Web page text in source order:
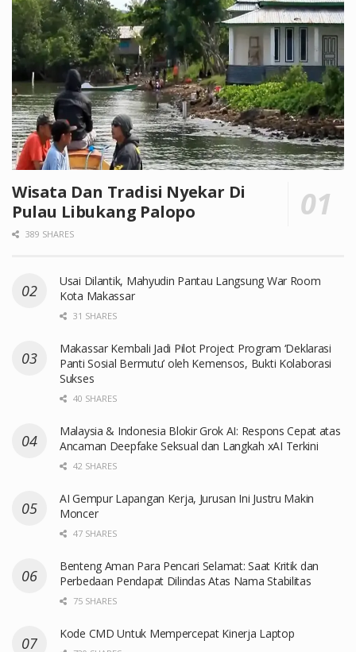
Wisata Dan Tradisi Nyekar Di
Pulau Libukang Palopo
389 SHARES
Usai Dilantik, Mahyudin Pantau Langsung War Room
Kota Makassar
31 SHARES
Makassar Kembali Jadi Pilot Project Program ‘Deklarasi
Panti Sosial Bermutu’ oleh Kemensos, Bukti Kolaborasi
Sukses
40 SHARES
Malaysia & Indonesia Blokir Grok AI: Respons Cepat atas
Ancaman Deepfake Seksual dan Langkah xAI Terkini
42 SHARES
AI Gempur Lapangan Kerja, Jurusan Ini Justru Makin
Moncer
47 SHARES
Benteng Aman Para Pencari Selamat: Saat Kritik dan
Perbedaan Pendapat Dilindas Atas Nama Stabilitas
75 SHARES
Kode CMD Untuk Mempercepat Kinerja Laptop